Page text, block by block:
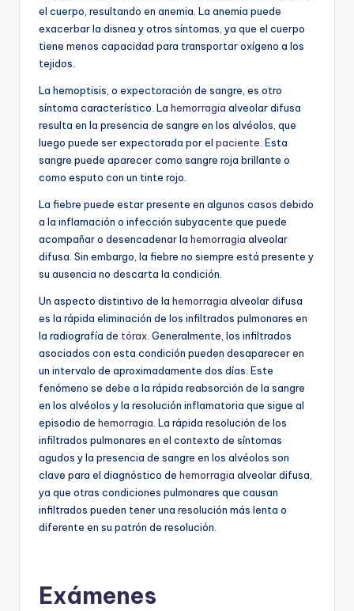
el cuerpo, resultando en anemia. La anemia puede
exacerbar la disnea y otros síntomas, ya que el cuerpo
tiene menos capacidad para transportar oxígeno a los
tejidos.
La hemoptisis, o expectoración de sangre, es otro
síntoma característico. La hemorragia alveolar difusa
resulta en la presencia de sangre en los alvéolos, que
luego puede ser expectorada por el paciente . Esta
sangre puede aparecer como sangre roja brillante o
como esputo con un tinte rojo.
La fiebre puede estar presente en algunos casos debido
a la inflamación o infección subyacente que puede
acompañar o desencadenar la hemorragia alveolar
difusa. Sin embargo, la fiebre no siempre está presente y
su ausencia no descarta la condición.
Un aspecto distintivo de la hemorragia alveolar difusa
es la rápida eliminación de los infiltrados pulmonares en
la radiografía de tórax . Generalmente, los infiltrados
asociados con esta condición pueden desaparecer en
un intervalo de aproximadamente dos días. Este
fenómeno se debe a la rápida reabsorción de la sangre
en los alvéolos y la resolución inflamatoria que sigue al
episodio de hemorragia . La rápida resolución de los
infiltrados pulmonares en el contexto de síntomas
agudos y la presencia de sangre en los alvéolos son
clave para el diagnóstico de hemorragia alveolar difusa,
ya que otras condiciones pulmonares que causan
infiltrados pueden tener una resolución más lenta o
diferente en su patrón de resolución.
Exámenes